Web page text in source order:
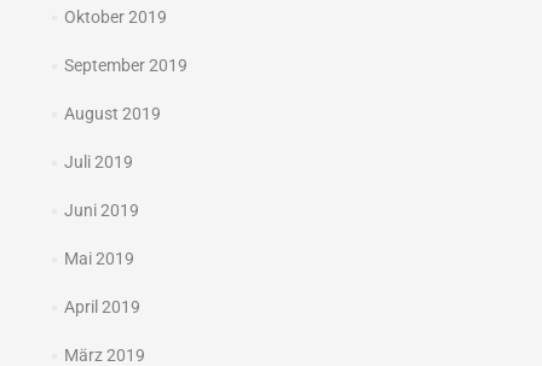
Oktober 2019
September 2019
August 2019
Juli 2019
Juni 2019
Mai 2019
April 2019
März 2019